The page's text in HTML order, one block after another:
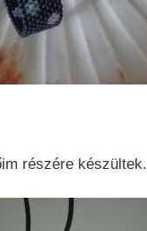
részére készültek.